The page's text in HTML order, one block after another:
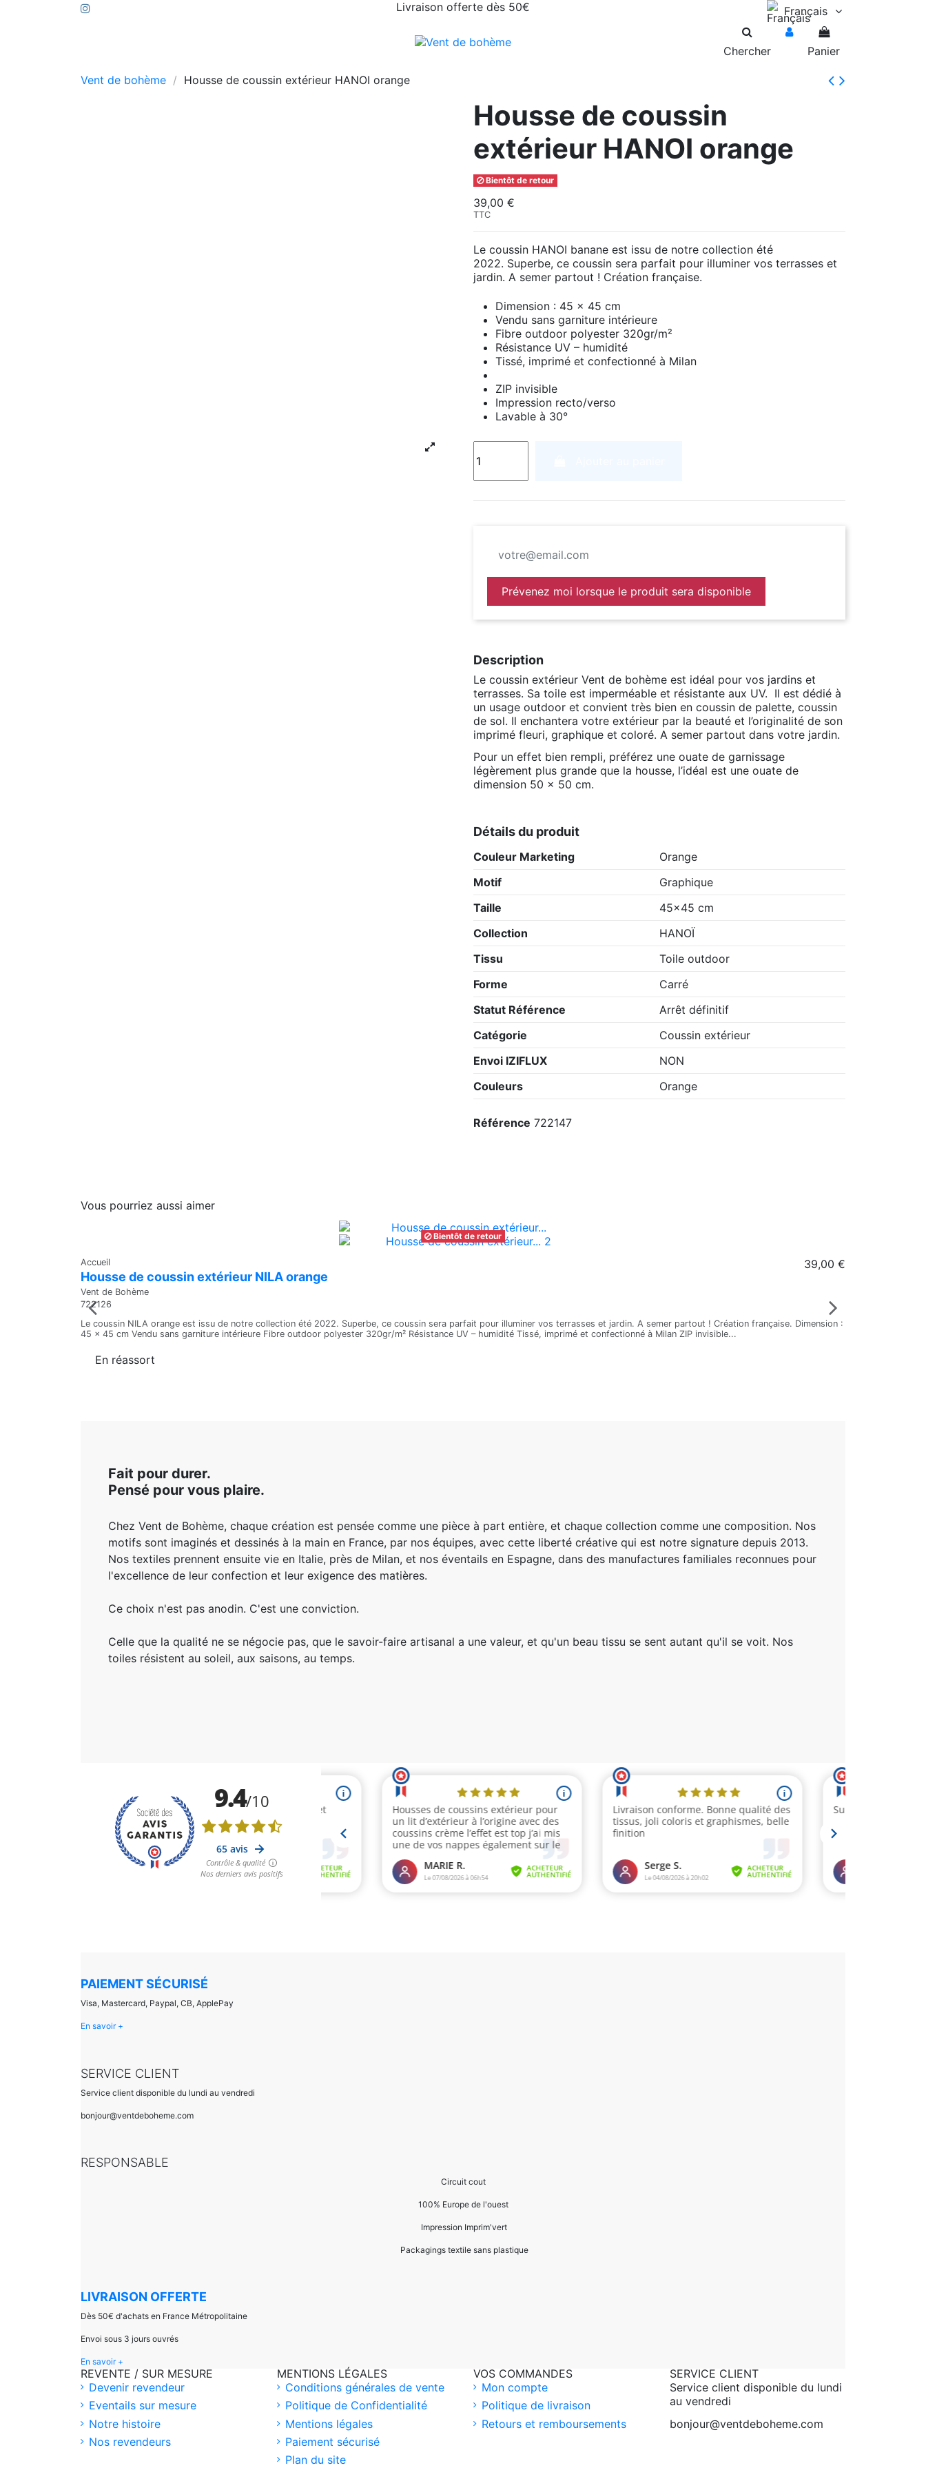
Livraison offerte dès 50€ Français
Chercher Panier
Vent de bohème Housse de coussin extérieur HANOI orange
Housse de coussin
extérieur HANOI orange
Bientôt de retour
39,00 €
TTC
Le coussin HANOI banane est issu de notre collection été
2022. Superbe, ce coussin sera parfait pour illuminer vos terrasses et
jardin. A semer partout ! Création française.
Dimension : 45 x 45 cm
Vendu sans garniture intérieure
Fibre outdoor polyester 320gr/m²
Résistance UV – humidité
Tissé, imprimé et confectionné à Milan
ZIP invisible
Impression recto/verso
Lavable à 30°
Prévenez moi lorsque le produit sera disponible
Description
Le coussin extérieur Vent de bohème est idéal pour vos jardins et
terrasses. Sa toile est imperméable et résistante aux UV. Il est dédié à
un usage outdoor et convient très bien en coussin de palette, coussin
de sol. Il enchantera votre extérieur par la beauté et l’originalité de son
imprimé fleuri, graphique et coloré. A semer partout dans votre jardin.
Pour un effet bien rempli, préférez une ouate de garnissage
légèrement plus grande que la housse, l’idéal est une ouate de
dimension 50 x 50 cm.
Détails du produit
Couleur Marketing
Orange
Motif
Graphique
Taille
45x45 cm
Collection
HANOÏ
Tissu
Toile outdoor
Forme
Carré
Statut Référence
Arrêt définitif
Catégorie
Coussin extérieur
Envoi IZIFLUX
NON
Couleurs
Orange
Référence 722147
Vous pourriez aussi aimer
Bientôt de retour
Accueil
Housse de coussin extérieur NILA orange
Vent de Bohème
722126
39,00 €
Le coussin NILA orange est issu de notre collection été 2022. Superbe, ce coussin sera parfait pour illuminer vos terrasses et jardin. A semer partout ! Création française. Dimension :
45 x 45 cm Vendu sans garniture intérieure Fibre outdoor polyester 320gr/m² Résistance UV – humidité Tissé, imprimé et confectionné à Milan ZIP invisible...
En réassort
Fait pour durer.
Pensé pour vous plaire.
Chez Vent de Bohème, chaque création est pensée comme une pièce à part entière, et chaque collection comme une composition. Nos
motifs sont imaginés et dessinés à la main en France, par nos équipes, avec cette liberté créative qui est notre signature depuis 2013.
Nos textiles prennent ensuite vie en Italie, près de Milan, et nos éventails en Espagne, dans des manufactures familiales reconnues pour
l'excellence de leur confection et leur exigence des matières.
Ce choix n'est pas anodin. C'est une conviction.
Celle que la qualité ne se négocie pas, que le savoir-faire artisanal a une valeur, et qu'un beau tissu se sent autant qu'il se voit. Nos
toiles résistent au soleil, aux saisons, au temps.
PAIEMENT SÉCURISÉ
Visa, Mastercard, Paypal, CB, ApplePay
En savoir +
SERVICE CLIENT
Service client disponible du lundi au vendredi
bonjour@ventdeboheme.com
RESPONSABLE
Circuit cout
100% Europe de l'ouest
Impression Imprim'vert
Packagings textile sans plastique
LIVRAISON OFFERTE
Dès 50€ d'achats en France Métropolitaine
Envoi sous 3 jours ouvrés
En savoir +
REVENTE / SUR MESURE
Devenir revendeur
Eventails sur mesure
Notre histoire
Nos revendeurs
MENTIONS LÉGALES
Conditions générales de vente
Politique de Confidentialité
Mentions légales
Paiement sécurisé
Plan du site
VOS COMMANDES
Mon compte
Politique de livraison
Retours et remboursements
SERVICE CLIENT
Service client disponible du lundi
au vendredi
bonjour@ventdeboheme.com